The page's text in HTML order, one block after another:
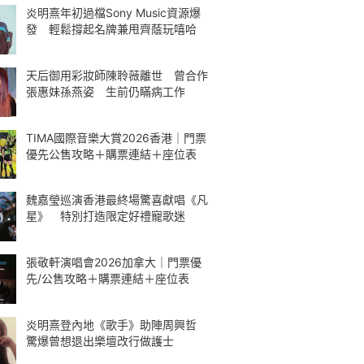
炎明熹年初過檔Sony Music資源爆
發 輕鬆撐起名牌兼甩齊蔭玩嘻哈
天后御用彩妝師陳聆薇離世 曾合作
張惠妹孫燕姿 生前仍瞞病工作
TIMA國際音樂大賞2026香港｜門票
優先公售攻略＋購票連結＋座位表
魏嘉瑩巡演香港最終場驚喜獻唱《凡
星》 特別打造限定好禮寵歌迷
張敬軒演唱會2026加拿大｜門票優
先/公售攻略＋購票連結＋座位表
炎明熹登內地《歌手》助陣周興哲
驚爆曾想退出樂壇改行做護士